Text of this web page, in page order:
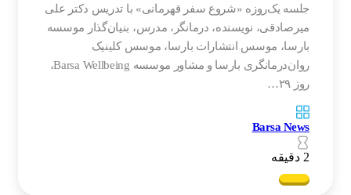
جلسه یک‌روزه «شروع سفر قهرمانی» با تدریس دکتر علی
میرصادقی، نویسنده، درمانگر، مدرس، بنیان‌گذار موسسه
بارسا، موسس انتشارات بارسا، موسس کلینیک
روان‌درمانگری بارسا و مشاور موسسه Barsa Wellbeing،
Barsa News